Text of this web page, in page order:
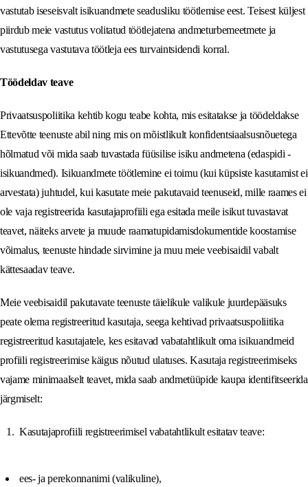
vastutab iseseisvalt isikuandmete seadusliku töötlemise eest. Teisest küljest
piirdub meie vastutus volitatud töötlejatena andmeturbemeetmete ja
vastutusega vastutava töötleja ees turvaintsidendi korral.
Töödeldav teave
Privaatsuspoliitika kehtib kogu teabe kohta, mis esitatakse ja töödeldakse
Ettevõtte teenuste abil ning mis on mõistlikult konfidentsiaalsusnõuetega
hõlmatud või mida saab tuvastada füüsilise isiku andmetena (edaspidi -
isikuandmed). Isikuandmete töötlemine ei toimu (kui küpsiste kasutamist ei
arvestata) juhtudel, kui kasutate meie pakutavaid teenuseid, mille raames ei
ole vaja registreerida kasutajaprofiili ega esitada meile isikut tuvastavat
teavet, näiteks arvete ja muude raamatupidamisdokumentide koostamise
võimalus, teenuste hindade sirvimine ja muu meie veebisaidil vabalt
kättesaadav teave.
Meie veebisaidil pakutavate teenuste täielikule valikule juurdepääsuks
peate olema registreeritud kasutaja, seega kehtivad privaatsuspoliitika
registreeritud kasutajatele, kes esitavad vabatahtlikult oma isikuandmeid
profiili registreerimise käigus nõutud ulatuses. Kasutaja registreerimiseks
vajame minimaalselt teavet, mida saab andmetüüpide kaupa identifitseerida
järgmiselt:
Kasutajaprofiili registreerimisel vabatahtlikult esitatav teave:
ees- ja perekonnanimi (valikuline),